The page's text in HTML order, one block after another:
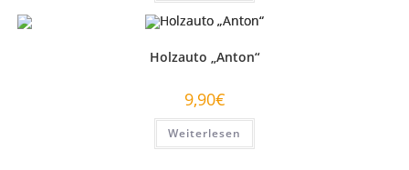
Holzauto „Anton“
9,90€
Weiterlesen